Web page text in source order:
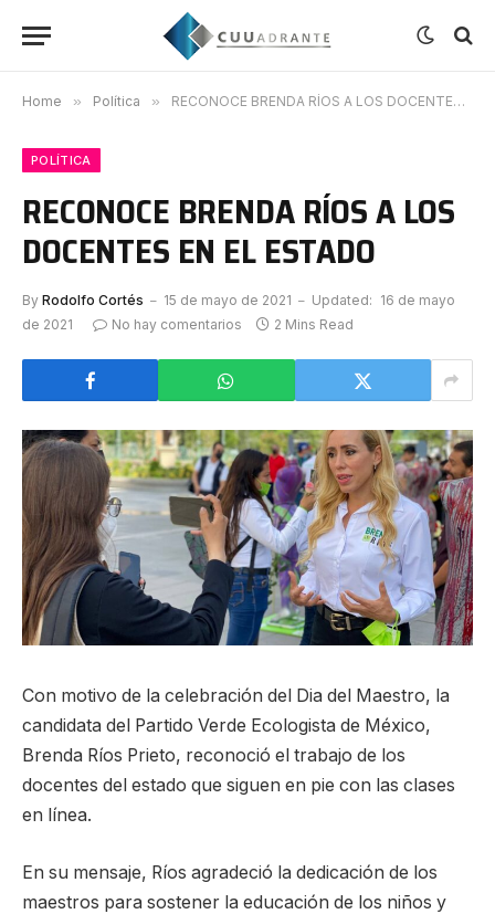
Home » Política » RECONOCE BRENDA RÍOS A LOS DOCENTES EN EL ESTADO
POLÍTICA
RECONOCE BRENDA RÍOS A LOS
DOCENTES EN EL ESTADO
By Rodolfo Cortés 15 de mayo de 2021 Updated: 16 de mayo
de 2021
No hay comentarios 2 Mins Read
Con motivo de la celebración del Dia del Maestro, la
candidata del Partido Verde Ecologista de México,
Brenda Ríos Prieto, reconoció el trabajo de los
docentes del estado que siguen en pie con las clases
en línea.
En su mensaje, Ríos agradeció la dedicación de los
maestros para sostener la educación de los niños y